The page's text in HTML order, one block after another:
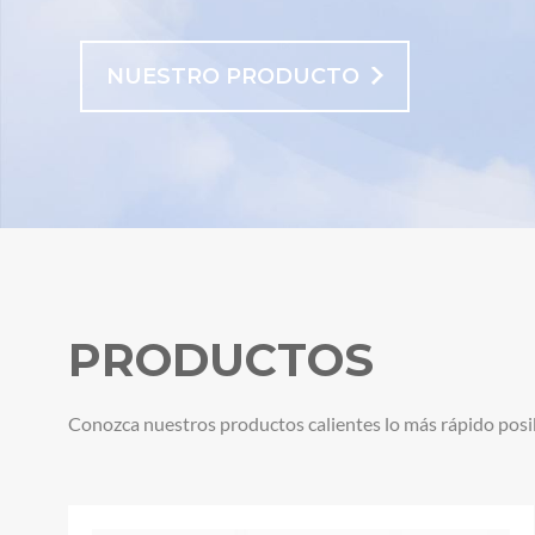
PRODUCTOS
Conozca nuestros productos calientes lo más rápido